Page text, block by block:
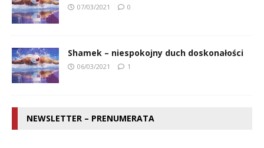
07/03/2021 0
Shamek – niespokojny duch doskonałości
06/03/2021 1
NEWSLETTER – PRENUMERATA